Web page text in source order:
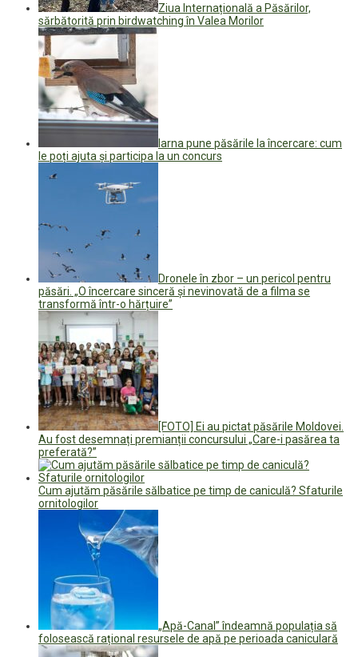
Ziua Internațională a Păsărilor,
sărbătorită prin birdwatching în Valea Morilor
Iarna pune păsările la încercare: cum
le poți ajuta și participa la un concurs
Dronele în zbor – un pericol pentru
păsări. „O încercare sinceră și nevinovată de a filma se
transformă într-o hărțuire”
[FOTO] Ei au pictat păsările Moldovei.
Au fost desemnați premianții concursului „Care-i pasărea ta
preferată?”
Cum ajutăm păsările sălbatice pe timp de caniculă? Sfaturile
ornitologilor
„Apă-Canal” îndeamnă populația să
folosească rațional resursele de apă pe perioada caniculară